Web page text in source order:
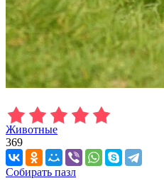
Животные
369
Собирать пазл